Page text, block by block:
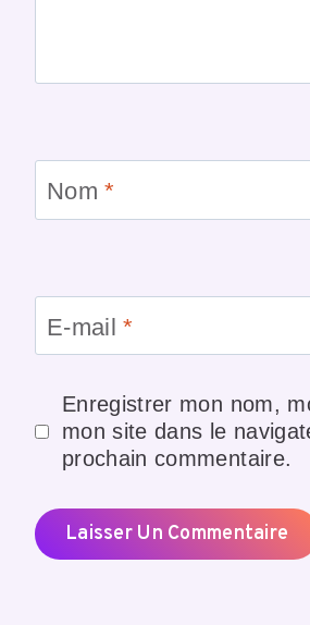
Nom*
E-mail*
Enregistrer mon nom,
mon site dans le
prochain commentaire.